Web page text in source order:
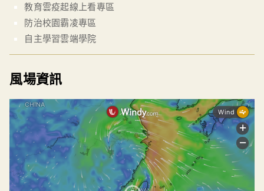
教育雲疫起線上看專區
防治校園霸凌專區
自主學習雲端學院
風場資訊